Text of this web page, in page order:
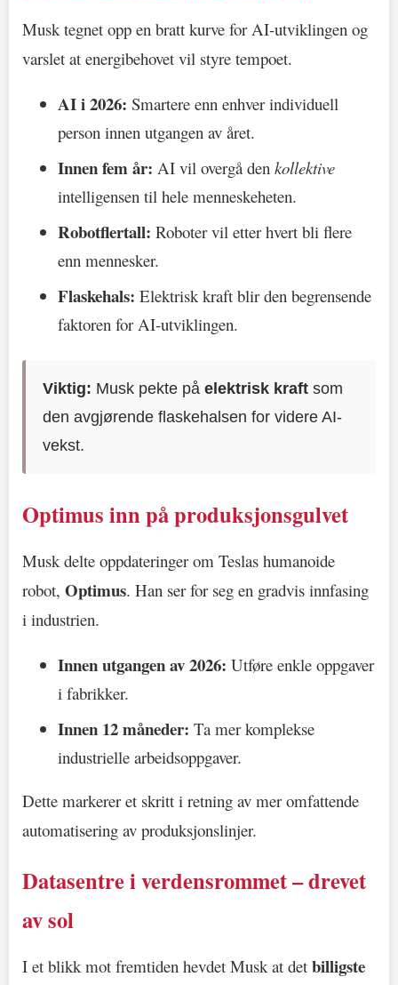
Musk tegnet opp en bratt kurve for AI-utviklingen og
varslet at energibehovet vil styre tempoet.
AI i 2026: Smartere enn enhver individuell
person innen utgangen av året.
Innen fem år: AI vil overgå den kollektive
intelligensen til hele menneskeheten.
Robotflertall: Roboter vil etter hvert bli flere
enn mennesker.
Flaskehals: Elektrisk kraft blir den begrensende
faktoren for AI-utviklingen.
Viktig: Musk pekte påelektrisk kraft som
den avgjørende flaskehalsen for videre AI-
vekst.
Optimus inn på produksjonsgulvet
Musk delte oppdateringer om Teslas humanoide
robot, Optimus. Han ser for seg en gradvis innfasing
i industrien.
Innen utgangen av 2026: Utføre enkle oppgaver
i fabrikker.
Innen 12 måneder: Ta mer komplekse
industrielle arbeidsoppgaver.
Dette markerer et skritt i retning av mer omfattende
automatisering av produksjonslinjer.
Datasentre i verdensrommet – drevet
av sol
I et blikk mot fremtiden hevdet Musk at det billigste